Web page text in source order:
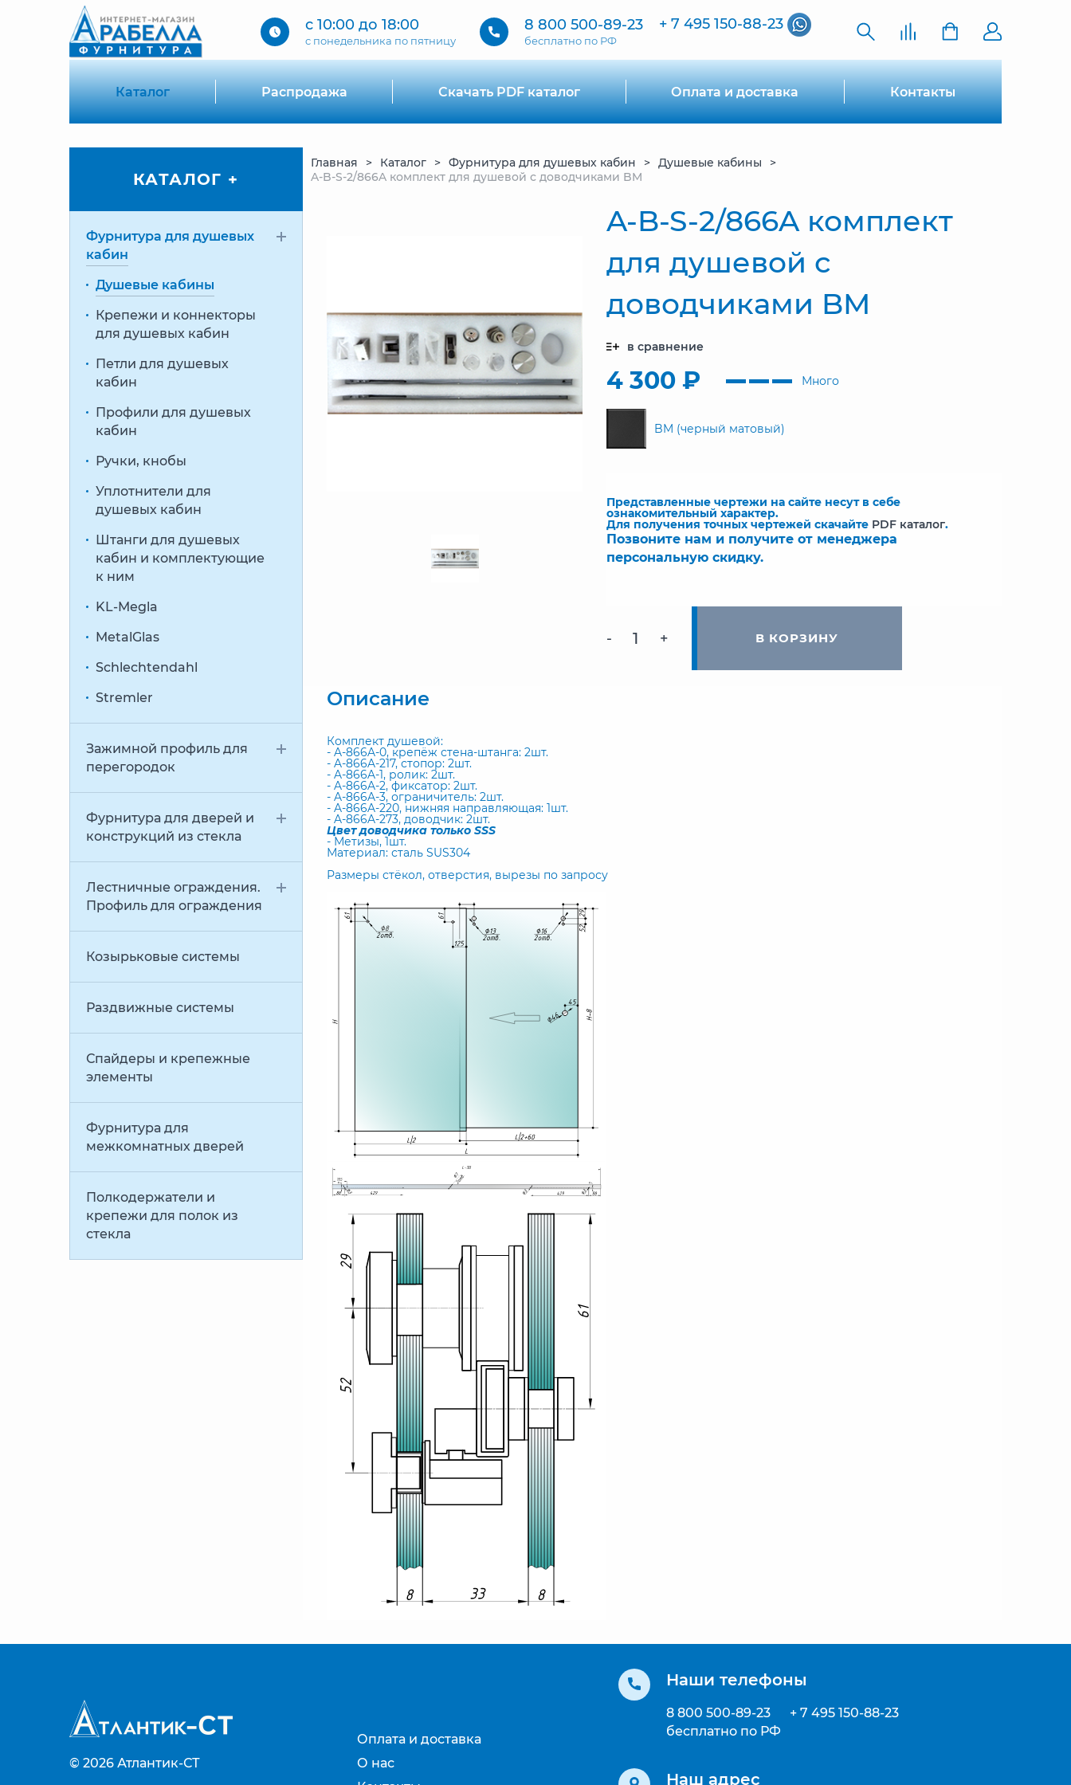
с 10:00 до 18:00
c понедельника по пятницу
8 800 500-89-23
бесплатно по РФ
+ 7 495 150-88-23
Каталог Распродажа Скачать PDF каталог Оплата и доставка Контакты
КАТАЛОГ +
Фурнитура для душевых
кабин
Душевые кабины
Крепежи и коннекторы
для душевых кабин
Петли для душевых
кабин
Профили для душевых
кабин
Ручки, кнобы
Уплотнители для
душевых кабин
Штанги для душевых
кабин и комплектующие
к ним
KL-Megla
MetalGlas
Schlechtendahl
Stremler
Зажимной профиль для
перегородок
Фурнитура для дверей и
конструкций из стекла
Лестничные ограждения.
Профиль для ограждения
Козырьковые системы
Раздвижные системы
Спайдеры и крепежные
элементы
Фурнитура для
межкомнатных дверей
Полкодержатели и
крепежи для полок из
стекла
Главная Каталог Фурнитура для душевых кабин
Душевые кабины
A-B-S-2/866A комплект для душевой с доводчиками BM
A-B-S-2/866A комплект
для душевой с
доводчиками BM
в сравнение
4 300 ₽ Много
BM (черный матовый)
Представленные чертежи на сайте несут в себе
ознакомительный характер.
Для получения точных чертежей скачайте PDF каталог.
Позвоните нам и получите от менеджера
персональную скидку.
- + В КОРЗИНУ
Описание
Комплект душевой:
- A-866A-0, крепёж стена-штанга: 2шт.
- A-866A-217, стопор: 2шт.
- A-866A-1, ролик: 2шт.
- A-866A-2, фиксатор: 2шт.
- A-866A-3, ограничитель: 2шт.
- A-866A-220, нижняя направляющая: 1шт.
- A-866A-273, доводчик: 2шт.
Цвет доводчика только SSS
- Метизы, 1шт.
Материал: сталь SUS304
Размеры стёкол, отверстия, вырезы по запросу
© 2026 Атлантик-СТ
Оплата и доставка
О нас
Наши телефоны
8 800 500-89-23
бесплатно по РФ
+ 7 495 150-88-23
Наш адрес